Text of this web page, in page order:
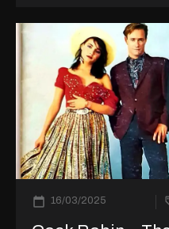
16/03/2025